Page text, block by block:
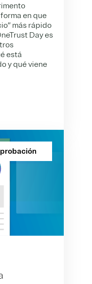
en que
más rápido
Day es
está
y qué viene